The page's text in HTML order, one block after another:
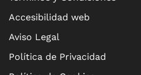
Accesibilidad web
Aviso Legal
Política de Privacidad